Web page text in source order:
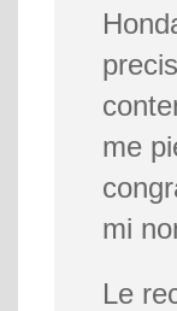
me
mi
Le